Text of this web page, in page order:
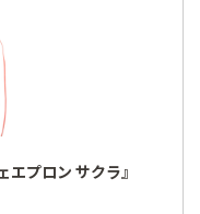
エプロン サクラ』